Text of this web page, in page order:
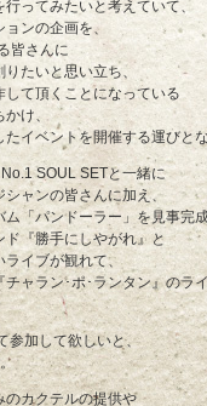
ってみたいと考えていて、
ンの企画を、
皆さんに
たいと思い立ち、
て頂くことになっている
かけ、
イベントを開催する運びと
SOUL SETと一緒に
シャンの皆さんに加え、
「パンドーラー」を見事完
『勝手にしやがれ』と
ライブが観れて、
ャラン･ポ･ランタン』のラ
参加して欲しいと、
のカクテルの提供や